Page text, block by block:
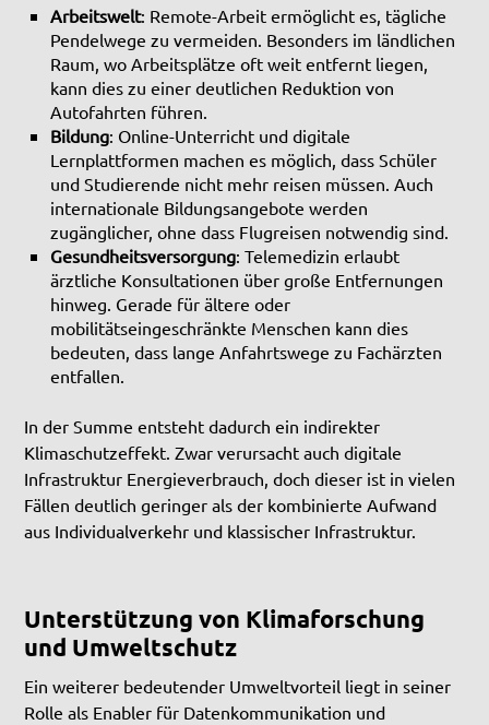
Arbeitswelt: Remote-Arbeit ermöglicht es, tägliche
Pendelwege zu vermeiden. Besonders im ländlichen
Raum, wo Arbeitsplätze oft weit entfernt liegen,
kann dies zu einer deutlichen Reduktion von
Autofahrten führen.
Bildung: Online-Unterricht und digitale
Lernplattformen machen es möglich, dass Schüler
und Studierende nicht mehr reisen müssen. Auch
internationale Bildungsangebote werden
zugänglicher, ohne dass Flugreisen notwendig sind.
Gesundheitsversorgung: Telemedizin erlaubt
ärztliche Konsultationen über große Entfernungen
hinweg. Gerade für ältere oder
mobilitätseingeschränkte Menschen kann dies
bedeuten, dass lange Anfahrtswege zu Fachärzten
entfallen.
In der Summe entsteht dadurch ein indirekter
Klimaschutzeffekt. Zwar verursacht auch digitale
Infrastruktur Energieverbrauch, doch dieser ist in vielen
Fällen deutlich geringer als der kombinierte Aufwand
aus Individualverkehr und klassischer Infrastruktur.
Unterstützung von Klimaforschung
und Umweltschutz
Ein weiterer bedeutender Umweltvorteil liegt in seiner
Rolle als Enabler für Datenkommunikation und